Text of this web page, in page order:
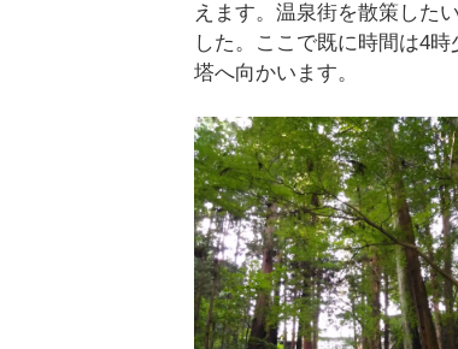
えます。温泉街を散策した
した。ここで既に時間は4
塔へ向かいます。